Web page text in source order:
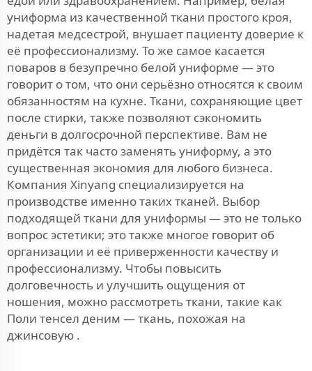
униформа из качественной ткани простого кроя,
надетая медсестрой, внушает пациенту доверие к
её профессионализму. То же самое касается
поваров в безупречно белой униформе — это
говорит о том, что они серьёзно относятся к своим
обязанностям на кухне. Ткани, сохраняющие цвет
после стирки, также позволяют сэкономить
деньги в долгосрочной перспективе. Вам не
придётся так часто заменять униформу, а это
существенная экономия для любого бизнеса.
Компания Xinyang специализируется на
производстве именно таких тканей. Выбор
подходящей ткани для униформы — это не только
вопрос эстетики; это также многое говорит об
организации и её приверженности качеству и
профессионализму. Чтобы повысить
долговечность и улучшить ощущения от
ношения, можно рассмотреть ткани, такие как
Поли тенсел деним — ткань, похожая на
джинсовую .